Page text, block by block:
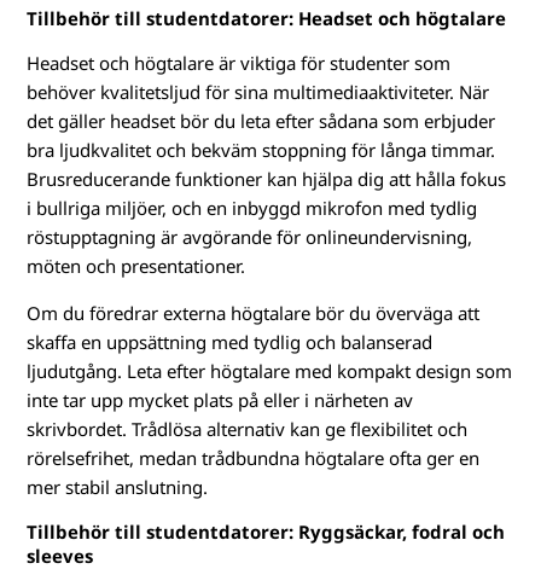
Tillbehör till studentdatorer: Headset och högtalare
Headset och högtalare är viktiga för studenter som
behöver kvalitetsljud för sina multimediaaktiviteter. När
det gäller headset bör du leta efter sådana som erbjuder
bra ljudkvalitet och bekväm stoppning för långa timmar.
Brusreducerande funktioner kan hjälpa dig att hålla fokus
i bullriga miljöer, och en inbyggd mikrofon med tydlig
röstupptagning är avgörande för onlineundervisning,
möten och presentationer.
Om du föredrar externa högtalare bör du överväga att
skaffa en uppsättning med tydlig och balanserad
ljudutgång. Leta efter högtalare med kompakt design som
inte tar upp mycket plats på eller i närheten av
skrivbordet. Trådlösa alternativ kan ge flexibilitet och
rörelsefrihet, medan trådbundna högtalare ofta ger en
mer stabil anslutning.
Tillbehör till studentdatorer: Ryggsäckar, fodral och
sleeves